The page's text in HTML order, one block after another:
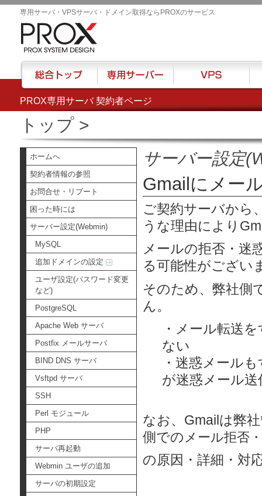
PROX専用サーバ 契約者ページ
専用サーバ・VPSサーバ・ドメイン取得ならPROXのサービス
トップ>
ホームへ
契約者情報の参照
お問合せ・リブート
困った時には
サーバー設定(Webmin)
MySQL
追加ドメインの設定
ユーザ設定(パスワード変更
など)
PostgreSQL
Apache Web サーバ
Postfix メールサーバ
BIND DNS サーバ
Vsftpd サーバ
SSH
Perl モジュール
PHP
サーバ再起動
Webmin ユーザの追加
サーバの初期設定
サーバー設定
Gmailにメー
ご契約サーバから
うな理由により
メールの拒否・迷
る可能性がござい
そのため、弊社側
ん。
・メール転送
ない
・迷惑メール
が迷惑メール
なお、Gmailは弊
側での メール拒否
の原因・詳細・対
総合トップ 専用サーバー VPS ハ